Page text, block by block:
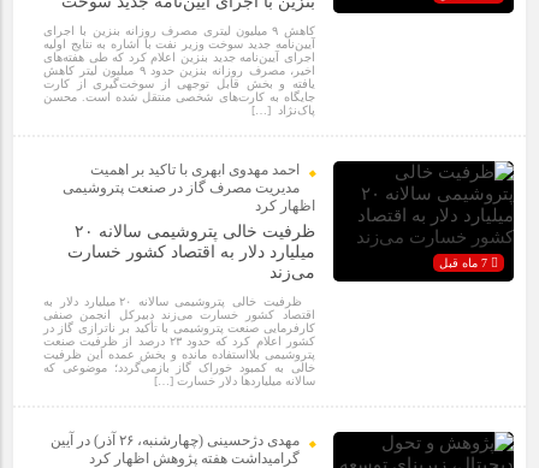
کاهش ۹ میلیون لیتری مصرف روزانه بنزین با اجرای
آیین‌نامه جدید سوخت وزیر نفت با اشاره به نتایج اولیه
اجرای آیین‌نامه جدید بنزین اعلام کرد که طی هفته‌های
اخیر، مصرف روزانه بنزین حدود ۹ میلیون لیتر کاهش
یافته و بخش قابل توجهی از سوخت‌گیری از کارت
جایگاه به کارت‌های شخصی منتقل شده است. محسن
پاک‌نژاد […]
احمد مهدوی ابهری با تاکید بر اهمیت
مدیریت مصرف گاز در صنعت پتروشیمی
اظهار کرد
ظرفیت خالی پتروشیمی سالانه ۲۰
میلیارد دلار به اقتصاد کشور خسارت
می‌زند
ظرفیت خالی پتروشیمی سالانه ۲۰ میلیارد دلار به
اقتصاد کشور خسارت می‌زند دبیرکل انجمن صنفی
کارفرمایی صنعت پتروشیمی با تأکید بر ناترازی گاز در
کشور اعلام کرد که حدود ۲۳ درصد از ظرفیت صنعت
پتروشیمی بلااستفاده مانده و بخش عمده این ظرفیت
خالی به کمبود خوراک گاز بازمی‌گردد؛ موضوعی که
سالانه میلیاردها دلار خسارت […]
مهدی دژحسینی (چهارشنبه، ۲۶ آذر) در آیین
گرامیداشت هفته پژوهش اظهار کرد